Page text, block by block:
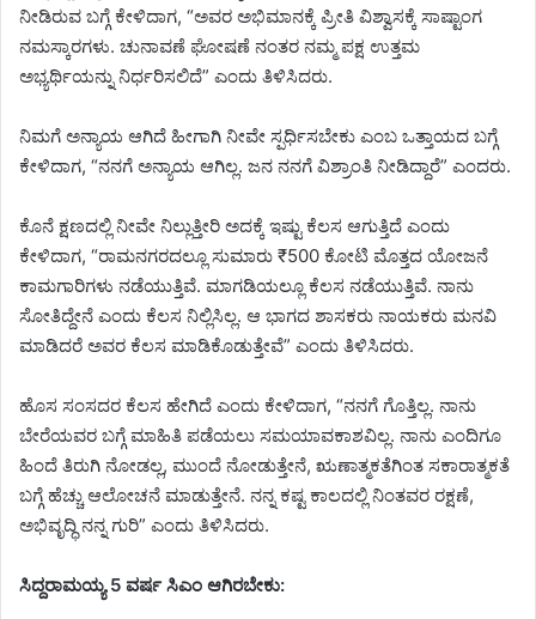
ನೀಡಿರುವ ಬಗ್ಗೆ ಕೇಳಿದಾಗ, “ಅವರ ಅಭಿಮಾನಕ್ಕೆ ಪ್ರೀತಿ ವಿಶ್ವಾಸಕ್ಕೆ ಸಾಷ್ಟಾಂಗ
ನಮಸ್ಕಾರಗಳು. ಚುನಾವಣೆ ಘೋಷಣೆ ನಂತರ ನಮ್ಮ ಪಕ್ಷ ಉತ್ತಮ
ಅಭ್ಯರ್ಥಿಯನ್ನು ನಿರ್ಧರಿಸಲಿದೆ” ಎಂದು ತಿಳಿಸಿದರು.
ನಿಮಗೆ ಅನ್ಯಾಯ ಆಗಿದೆ ಹೀಗಾಗಿ ನೀವೇ ಸ್ಪರ್ಧಿಸಬೇಕು ಎಂಬ ಒತ್ತಾಯದ ಬಗ್ಗೆ
ಕೇಳಿದಾಗ, “ನನಗೆ ಅನ್ಯಾಯ ಆಗಿಲ್ಲ. ಜನ ನನಗೆ ವಿಶ್ರಾಂತಿ ನೀಡಿದ್ದಾರೆ” ಎಂದರು.
ಕೊನೆ ಕ್ಷಣದಲ್ಲಿ ನೀವೇ ನಿಲ್ಲುತ್ತೀರಿ ಅದಕ್ಕೆ ಇಷ್ಟು ಕೆಲಸ ಆಗುತ್ತಿದೆ ಎಂದು
ಕೇಳಿದಾಗ, “ರಾಮನಗರದಲ್ಲೂ ಸುಮಾರು ₹500 ಕೋಟಿ ಮೊತ್ತದ ಯೋಜನೆ
ಕಾಮಗಾರಿಗಳು ನಡೆಯುತ್ತಿವೆ. ಮಾಗಡಿಯಲ್ಲೂ ಕೆಲಸ ನಡೆಯುತ್ತಿವೆ. ನಾನು
ಸೋತಿದ್ದೇನೆ ಎಂದು ಕೆಲಸ ನಿಲ್ಲಿಸಿಲ್ಲ. ಆ ಭಾಗದ ಶಾಸಕರು ನಾಯಕರು ಮನವಿ
ಮಾಡಿದರೆ ಅವರ ಕೆಲಸ ಮಾಡಿಕೊಡುತ್ತೇವೆ” ಎಂದು ತಿಳಿಸಿದರು.
ಹೊಸ ಸಂಸದರ ಕೆಲಸ ಹೇಗಿದೆ ಎಂದು ಕೇಳಿದಾಗ, “ನನಗೆ ಗೊತ್ತಿಲ್ಲ. ನಾನು
ಬೇರೆಯವರ ಬಗ್ಗೆ ಮಾಹಿತಿ ಪಡೆಯಲು ಸಮಯಾವಕಾಶವಿಲ್ಲ. ನಾನು ಎಂದಿಗೂ
ಹಿಂದೆ ತಿರುಗಿ ನೋಡಲ್ಲ, ಮುಂದೆ ನೋಡುತ್ತೇನೆ, ಋಣಾತ್ಮಕತೆಗಿಂತ ಸಕಾರಾತ್ಮಕತೆ
ಬಗ್ಗೆ ಹೆಚ್ಚು ಆಲೋಚನೆ ಮಾಡುತ್ತೇನೆ. ನನ್ನ ಕಷ್ಟ ಕಾಲದಲ್ಲಿ ನಿಂತವರ ರಕ್ಷಣೆ,
ಅಭಿವೃದ್ಧಿ ನನ್ನ ಗುರಿ” ಎಂದು ತಿಳಿಸಿದರು.
ಸಿದ್ದರಾಮಯ್ಯ 5 ವರ್ಷ ಸಿಎಂ ಆಗಿರಬೇಕು: